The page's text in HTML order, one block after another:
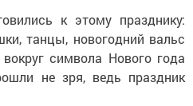
к этому празднику:
танцы, новогодний вальс
символа Нового года
не зря, ведь праздник